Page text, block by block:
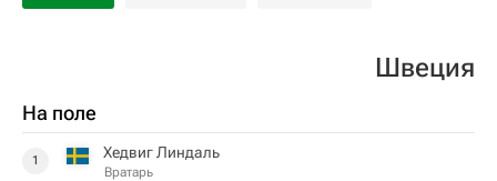
Швеция
На поле
1 Хедвиг Линдаль
Вратарь